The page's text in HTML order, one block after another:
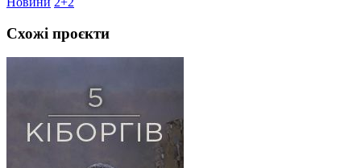
Схожі проєкти